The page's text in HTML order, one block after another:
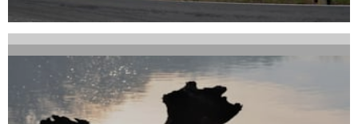
Kreuzlingen
Aadorf